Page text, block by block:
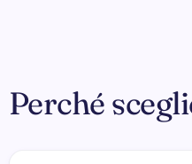
Perché